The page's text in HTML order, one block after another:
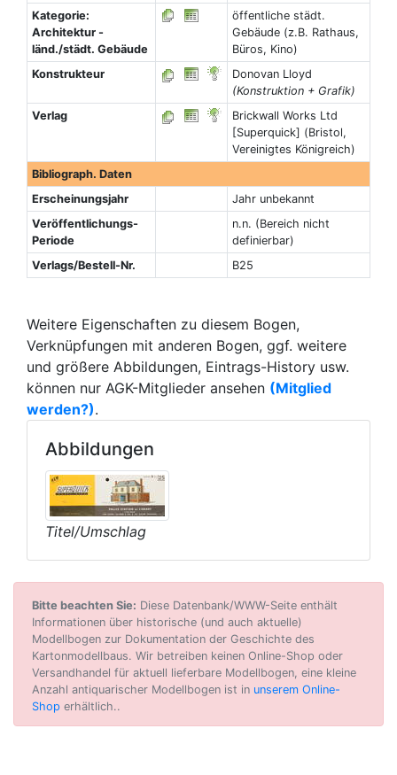
Kategorie:
Architektur -
länd./städt. Gebäude
öffentliche städt.
Gebäude (z.B. Rathaus,
Büros, Kino)
Konstrukteur
Donovan Lloyd
(Konstruktion + Grafik)
Verlag
Brickwall Works Ltd
[Superquick] (Bristol,
Vereinigtes Königreich)
Bibliograph. Daten
Erscheinungsjahr
Jahr unbekannt
Veröffentlichungs-
Periode
n.n. (Bereich nicht
definierbar)
Verlags/Bestell-Nr.
B25
Weitere Eigenschaften zu diesem Bogen,
Verknüpfungen mit anderen Bogen, ggf. weitere
und größere Abbildungen, Eintrags-History usw.
können nur AGK-Mitglieder ansehen (Mitglied
werden?).
Abbildungen
Titel/Umschlag
Bitte beachten Sie: Diese Datenbank/WWW-Seite enthält
Informationen über historische (und auch aktuelle)
Modellbogen zur Dokumentation der Geschichte des
Kartonmodellbaus. Wir betreiben keinen Online-Shop oder
Versandhandel für aktuell lieferbare Modellbogen, eine kleine
Anzahl antiquarischer Modellbogen ist in unserem Online-
Shop erhältlich..